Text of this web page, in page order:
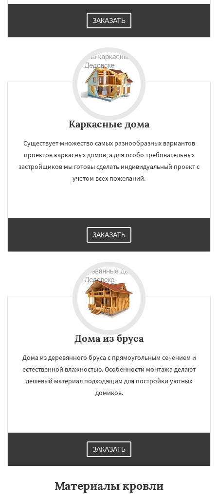
ЗАКАЗАТЬ
Каркасные дома
Существует множество самых разнообразных вариантов
проектов каркасных домов, а для особо требовательных
застройщиков мы готовы сделать индивидуальный проект с
учетом всех пожеланий.
ЗАКАЗАТЬ
Дома из бруса
Дома из деревянного бруса с прямоугольным сечением и
естественной влажностью. Особенности монтажа делают
дешевый материал подходящим для постройки уютных
домиков.
ЗАКАЗАТЬ
Материалы кровли